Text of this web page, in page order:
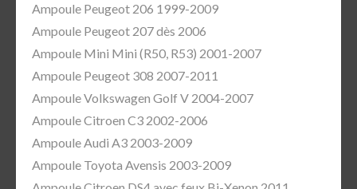
Ampoule Peugeot 206 1999-2009
Ampoule Peugeot 207 dès 2006
Ampoule Mini Mini (R50, R53) 2001-2007
Ampoule Peugeot 308 2007-2011
Ampoule Volkswagen Golf V 2004-2007
Ampoule Citroen C3 2002-2006
Ampoule Audi A3 2003-2009
Ampoule Toyota Avensis 2003-2009